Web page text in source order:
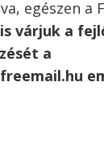
egészen a
várjuk a
a